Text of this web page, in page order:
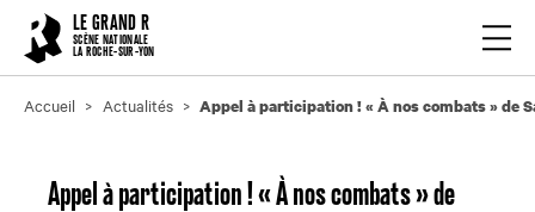
LE GRAND R
SCÈNE NATIONALE
LA ROCHE-SUR-YON
Accueil Actualités Appel à participation ! « À nos combats » de
Appel à participation ! « À nos combats » de
Cookies management panel